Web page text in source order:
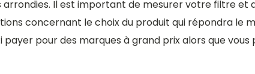
arrondies. Il est important de mesurer votre filtre
concernant le choix du produit qui répondra le
payer pour des marques à grand prix alors que